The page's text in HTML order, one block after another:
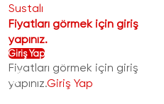
Sustalı
Fiyatları görmek için giriş
yapınız.
Giriş Yap
Fiyatları görmek için giriş
yapınız.Giriş Yap